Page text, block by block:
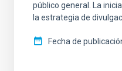
público general. La
la estrategia de
Fecha de